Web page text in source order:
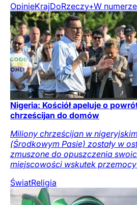
OpinieKrajDoRzeczy+W numerze
Nigeria: Kościół apeluje o
chrześcijan do domów
Miliony chrześcijan w
(Środkowym Pasie) zostały w
zmuszone do opuszczenia
miejscowości wskutek
ŚwiatReligia